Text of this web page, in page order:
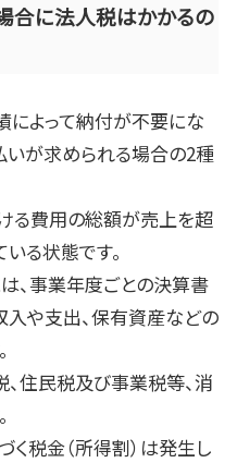
合に法人税はかかるの
によって納付が不要にな
いが求められる場合の2種
る費用の総額が売上を超
る状態です。
、事業年度ごとの決算書
入や支出、保有資産などの
住民税及び事業税等、消
税金（所得割）は発生し